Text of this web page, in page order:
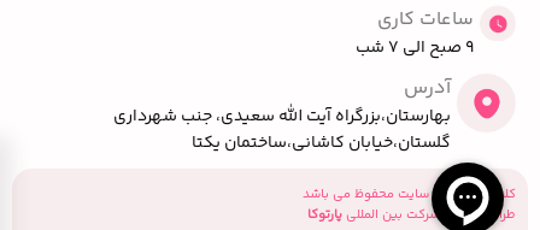
ساعات کاری
9 صبح الی 7 شب
آدرس
بهارستان،بزرگراه آیت الله سعیدی، جنب شهرداری
گلستان،خیابان کاشانی،ساختمان یکتا
کلیه حقوق این سایت محفوظ می باشد
طراحی توسط شرکت بین المللی پارتوکا